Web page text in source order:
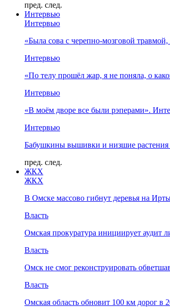
пред. след.
Интервью
Интервью
«Была сова с черепно-мозговой
Интервью
«По телу прошёл жар, я не поняла, о
Интервью
«В моём дворе все были рэперами».
Интервью
Бабушкины вышивки и низшие растения
пред. след.
ЖКХ
ЖКХ
В Омске массово гибнут деревья на
Власть
Омская прокуратура инициирует аудит
Власть
Омск не смог реконструировать
Власть
Омская область обновит 100 км дорог в